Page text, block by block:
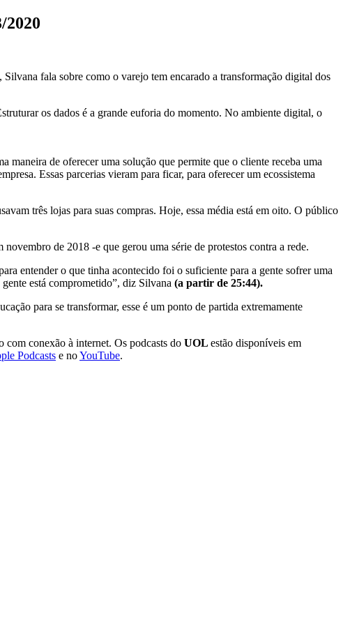
2020
fala sobre como o varejo tem encarado a transformação digital dos
os dados é a grande euforia do momento. No ambiente digital, o
de oferecer uma solução que permite que o cliente receba uma
Essas parcerias vieram para ficar, para oferecer um ecossistema
três lojas para suas compras. Hoje, essa média está em oito. O público
de 2018 -e que gerou uma série de protestos contra a rede.
entender o que tinha acontecido foi o suficiente para a gente sofrer uma
está comprometido”, diz Silvana (a partir de 25:44).
para se transformar, esse é um ponto de partida extremamente
conexão à internet. Os podcasts do UOL estão disponíveis em
Podcasts e noYouTube.